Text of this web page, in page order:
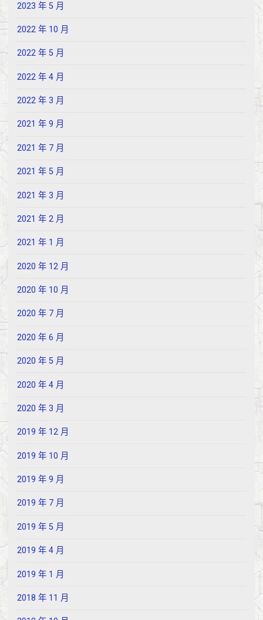
2023 年 5 月
2022 年 10 月
2022 年 5 月
2022 年 4 月
2022 年 3 月
2021 年 9 月
2021 年 7 月
2021 年 5 月
2021 年 3 月
2021 年 2 月
2021 年 1 月
2020 年 12 月
2020 年 10 月
2020 年 7 月
2020 年 6 月
2020 年 5 月
2020 年 4 月
2020 年 3 月
2019 年 12 月
2019 年 10 月
2019 年 9 月
2019 年 7 月
2019 年 5 月
2019 年 4 月
2019 年 1 月
2018 年 11 月